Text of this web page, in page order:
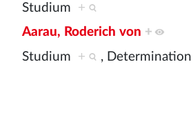
Studium +
Aarau, Roderich von +
Studium + , Determination